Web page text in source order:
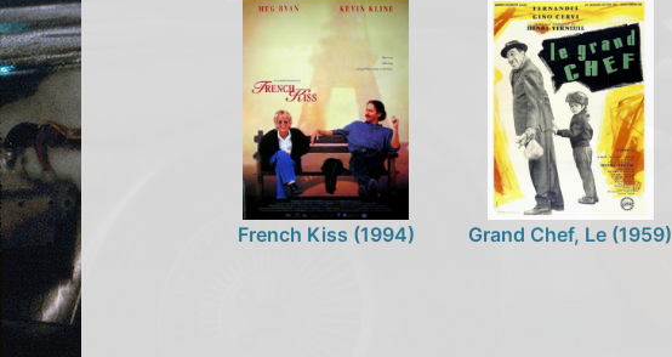
French Kiss (1994) Grand Chef, Le (1959)